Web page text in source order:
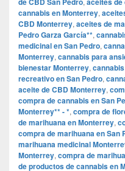
cannabis en Monterrey,
CBD Monterrey, aceites de
Pedro Garza García**,
medicinal en San Pedro,
Monterrey, cannabis para
bienestar Monterrey,
recreativo en San Pedro,
aceite de CBD Monterrey,
compra de cannabis en San
Monterrey** - *, compra de
de marihuana en Monterrey,
compra de marihuana en San
marihuana medicinal
Monterrey, compra de
de productos de cannabis en